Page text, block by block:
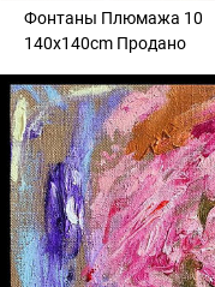
Фонтаны Плюмажа 10
140x140cm Продано